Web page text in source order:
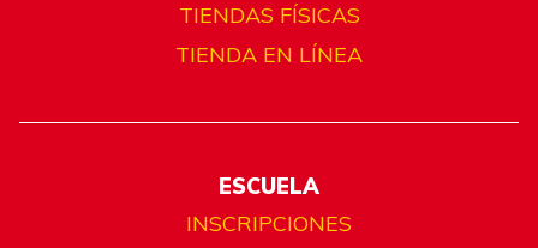
TIENDAS FÍSICAS
TIENDA EN LÍNEA
ESCUELA
INSCRIPCIONES